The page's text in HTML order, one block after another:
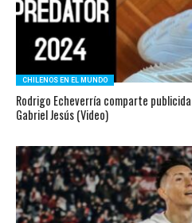
CHILENOS EN EL MUNDO
Rodrigo Echeverría comparte
Gabriel Jesús (Video)